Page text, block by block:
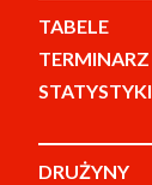
TABELE
TERMINARZ
STATYSTYKI
DRUŻYNY